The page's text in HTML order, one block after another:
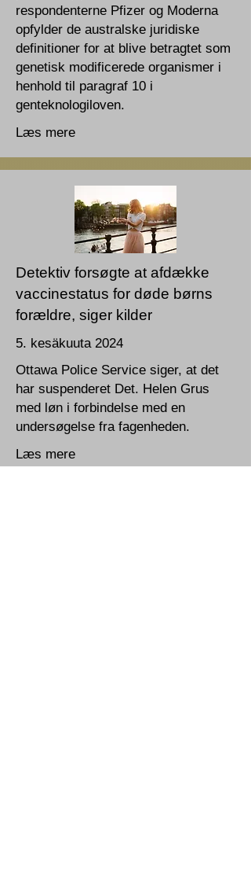
respondenterne Pfizer og Moderna
opfylder de australske juridiske
definitioner for at blive betragtet som
genetisk modificerede organismer i
henhold til paragraf 10 i
genteknologiloven.
Læs mere
Detektiv forsøgte at afdække
vaccinestatus for døde børns
forældre, siger kilder
5. kesäkuuta 2024
Ottawa Police Service siger, at det
har suspenderet Det. Helen Grus
med løn i forbindelse med en
undersøgelse fra fagenheden.
Læs mere